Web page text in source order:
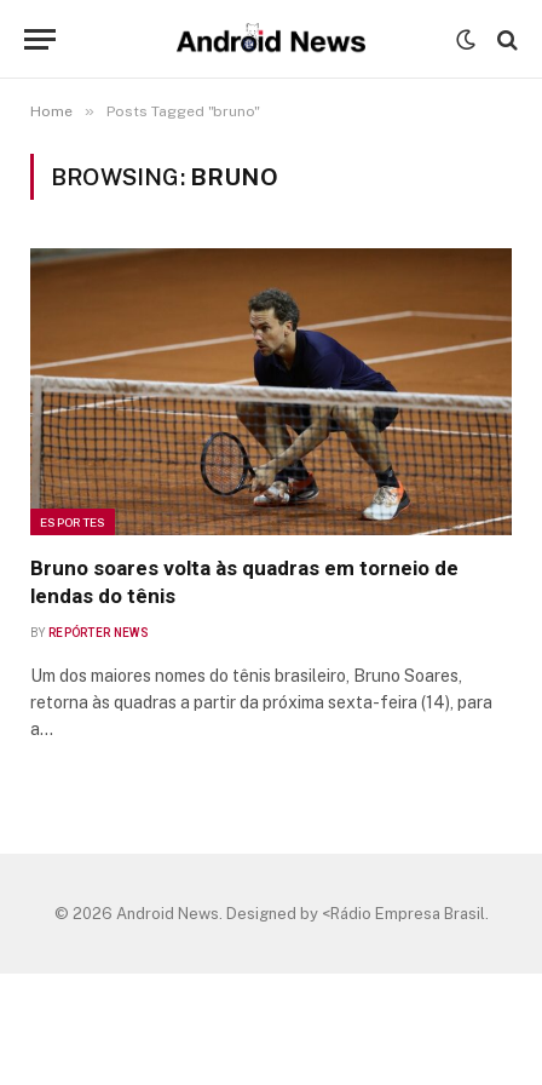
Home » Posts Tagged "bruno"
BROWSING: BRUNO
ESPORTES
Bruno soares volta às quadras em torneio de
lendas do tênis
BY REPÓRTER NEWS
Um dos maiores nomes do tênis brasileiro, Bruno Soares,
retorna às quadras a partir da próxima sexta-feira (14), para
a…
© 2026 Android News. Designed by <Rádio Empresa Brasil.